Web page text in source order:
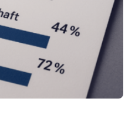
und Köln. Betrachtet man
– die Anzahl
je…